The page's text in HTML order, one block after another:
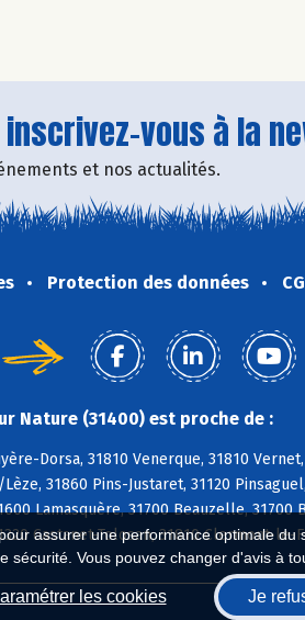
assurer une performance optimale
sécurité. Vous pouvez changer d'avis à
les cookies Je
vous à la
et nos actualités.
Protection des données
Nature (31400) est proche de :
Dorsa, 31810 Venerque, 31810
31860 Pins-Justaret, 31120
Lamasquère, 31700 Beauzelle,
Castanet-Tolosan, 31810 Clermont-le-